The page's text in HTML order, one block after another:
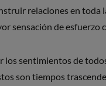
relaciones en toda
sensación de esfuerzo
los sentimientos de
son tiempos